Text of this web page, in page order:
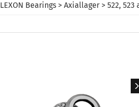
LEXON Bearings > Axiallager > 522, 523